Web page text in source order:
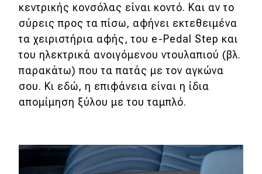
κεντρικής κονσόλας είναι κοντό. Και αν το
σύρεις προς τα πίσω, αφήνει εκτεθειμένα
τα χειριστήρια αφής, του e-Pedal Step και
του ηλεκτρικά ανοιγόμενου ντουλαπιού (βλ.
παρακάτω) που τα πατάς με τον αγκώνα
σου. Κι εδώ, η επιφάνεια είναι η ίδια
απομίμηση ξύλου με του ταμπλό.